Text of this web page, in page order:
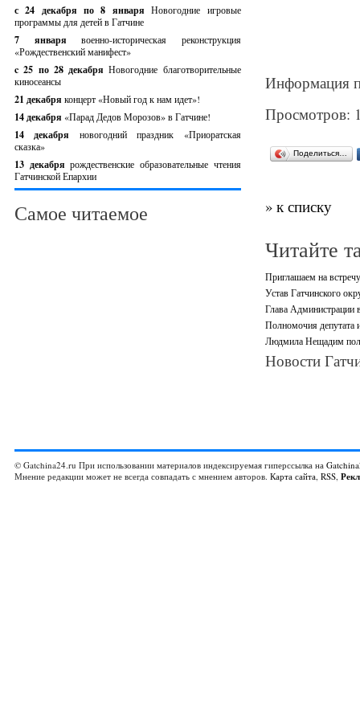
с 24 декабря по 8 январяНовогодние игровые
программы для детей в Гатчине
7 январявоенно-историческая реконструкция
«Рождественский манифест»
c 25 по 28 декабряНовогодние благотворительные
киносеансы
21 декабря концерт «Новый год к нам идет»!
14 декабря «Парад Дедов Морозов» в Гатчине!
14 декабря новогодний праздник «Приоратская
сказка»
13 декабрярождественские образовательные чтения
Гатчинской Епархии
Самое читаемое
Информация
Просмотров:
Поделиться…
» к списку
Читайте
Приглашаем на
Устав Гатчинского
Глава Администрации
Полномочия депутата
Людмила Нещадим
Новости
© Gatchina24.ru При использовании материалов индексируемая гиперссылка на
Мнение редакции может не всегда совпадать с мнением авторов. Карта сайта, RSS,